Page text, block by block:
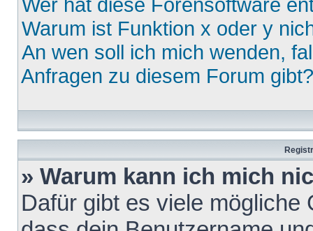
Warum ist Funktion x oder y
An wen soll ich mich wenden,
Anfragen zu diesem Forum gibt?
» Warum kann ich mich
Dafür gibt es viele